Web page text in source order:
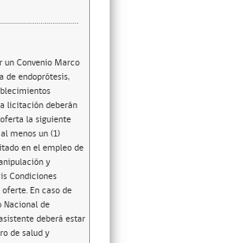
con su oferta contenida dentro del mismo anexo de representación de la marca (Anexo N° 5), firmada por el fabricante (marca) o representante legal del fabricante en Chile (representante de la marca), en la que comprometa que los productos ofrecidos en el contexto de esta licitación cuentan con una garantía mínima conforme a lo establecido en la carta de la marca, lo que deberá declarar en el Anexo N° 5. Los defectos de fabricación o materiales relacionados a los productos ofertados deberán ser cubiertos completamente por el proveedor durante toda la vigencia del convenio. En caso de que el oferente no presente válidamente esta declaración contenida dentro del Anexo N°5, incluyendo lo que respecta a la garantía, conforme a los requisitos previamente señalados, se desestimará la marca y consecuentemente, los productos ofertados por el proveedor que se relacionen a esta marca. ¿Qué debe cubrir esta garantía? La declaración de garantía sobre el producto entregado por parte del proveedor implica la cobertura de al menos, las siguientes condiciones: 1. Defectos de fabricación o materiales del implante o producto. 2. Fallas estructurales del dispositivo bajo uso clínico apropiado. 3. Reemplazo gratuito del producto defectuoso, incluyendo: o Nuevo producto sin costo. o Instrumental compatible para su colocación/manipulación o Asistencia técnica del representante quirúrgico (si lo exige el procedimiento clínico y conforme a lo definido previamente con el centro de salud pública a través de las condiciones especifi